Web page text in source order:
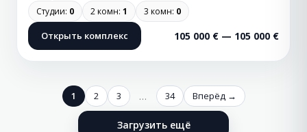
Студии: 0 2 комн: 1 3 комн: 0
Открыть комплекс 105 000 € — 105 000 €
1 2 3 … 34 Вперёд →
Загрузить ещё